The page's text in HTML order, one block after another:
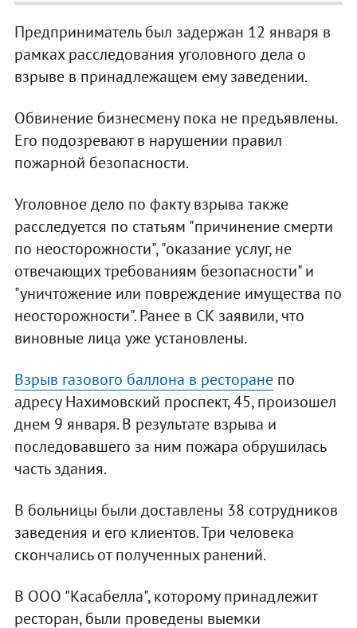
Предприниматель был задержан 12 января в
рамках расследования уголовного дела о
взрыве в принадлежащем ему заведении.
Обвинение бизнесмену пока не предъявлены.
Его подозревают в нарушении правил
пожарной безопасности.
Уголовное дело по факту взрыва также
расследуется по статьям "причинение смерти
по неосторожности", "оказание услуг, не
отвечающих требованиям безопасности" и
"уничтожение или повреждение имущества по
неосторожности". Ранее в СК заявили, что
виновные лица уже установлены.
Взрыв газового баллона в ресторанепо
адресу Нахимовский проспект, 45, произошел
днем 9 января. В результате взрыва и
последовавшего за ним пожара обрушилась
часть здания.
В больницы были доставлены 38 сотрудников
заведения и его клиентов. Три человека
скончались от полученных ранений.
В ООО "Касабелла", которому принадлежит
ресторан, были проведены выемки